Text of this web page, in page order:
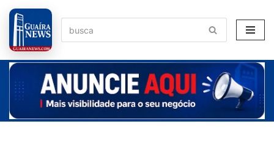
Pular
para
o
conteúdo